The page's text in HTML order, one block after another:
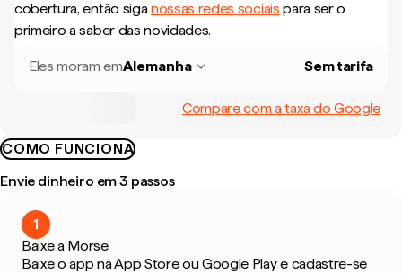
cobertura, então siganossas redes sociais para ser o
primeiro a saber das novidades.
Eles moram emAlemanha Sem tarifa
Compare com a taxa do Google
COMO FUNCIONA
Envie dinheiro em 3 passos
1
Baixe a Morse
Baixe o app na App Store ou Google Play e cadastre-se